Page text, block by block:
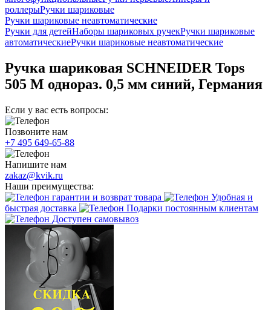
роллерыРучки шариковые
Ручки шариковые неавтоматические
Ручки для детейНаборы шариковых ручекРучки шариковые
автоматическиеРучки шариковые неавтоматические
Ручка шариковая SCHNEIDER Tops
505 М однораз. 0,5 мм синий, Германия
Если у вас есть вопросы:
Позвоните нам
+7 495 649-65-88
Напишите нам
zakaz@kvik.ru
Наши преимущества:
гарантии и возврат товара
Удобная и
быстрая доставка
Подарки постоянным клиентам
Доступен самовывоз